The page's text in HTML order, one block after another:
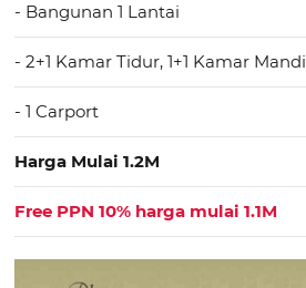
- Bangunan 1 Lantai
- 2+1 Kamar Tidur, 1+1 Kamar Mandi
- 1 Carport
Harga Mulai 1.2M
Free PPN 10% harga mulai 1.1M